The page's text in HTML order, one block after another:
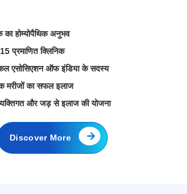
का होम्योपैथिक अनुभव
प्रमाणित क्लिनिक
एसोसिएशन ऑफ इंडिया के सदस्य
मरीजों का सफल इलाज
और जड़ से इलाज की योजना
Discover More